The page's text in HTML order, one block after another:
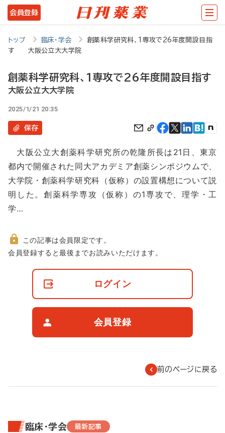
メ
イ
ン
テ
ツ
に
動
会員登録
トップ 臨床・学会
創薬科学研究科、1専攻で26年度開設目指
す 大阪公立大大学院
創薬科学研究科、1専攻で26年度開設目指す
大阪公立大大学院
2025/1/21 20:35
保存
大阪公立大創薬科学研究所の乾隆所長は21日、東京
都内で開催された同大アカデミア創薬シンポジウムで、
大学院・創薬科学研究科（仮称）の設置構想について説
明した。創薬科学専攻（仮称）の1専攻で、理学・工
学…
非
この記事は会員限定です。
会員登録すると最後までお読みいただけます。
ログイン
会員登録
前のページに戻る
臨床・学会 最新記事